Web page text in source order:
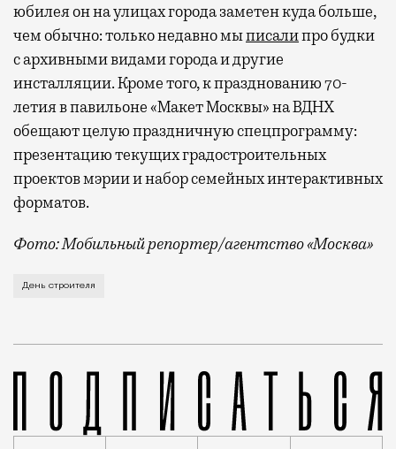
юбилея он на улицах города заметен куда больше,
чем обычно: только недавно мыписалипро будки
с архивными видами города и другие
инсталляции. Кроме того, к празднованию 70-
летия в павильоне «Макет Москвы» на ВДНХ
обещают целую праздничную спецпрограмму:
презентацию текущих градостроительных
проектов мэрии и набор семейных интерактивных
форматов.
Фото: Мобильный репортер/агентство «Москва»
Это каска в фирменных цветах департамента
День строителя